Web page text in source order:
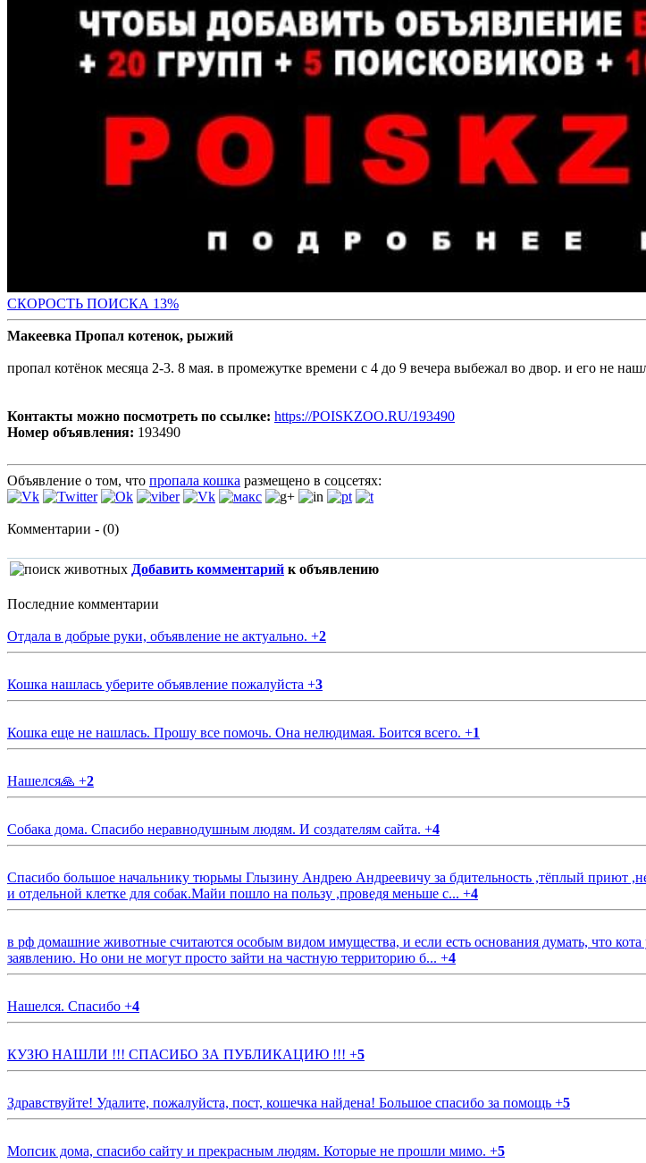
СКОРОСТЬ ПОИСКА 13%
Макеевка Пропал котенок, рыжий
пропал котёнок месяца 2-3. 8 мая. в промежутке времени с 4 до 9 вечера выбежал во двор. и его не
Контакты можно посмотреть по ссылке: https://POISKZOO.RU/193490
Номер объявления: 193490
Объявление о том, что пропала кошка размещено в соцсетях:
Комментарии - (0)
Добавить комментарий к объявлению
Последние комментарии
Отдала в добрые руки, объявление не актуально. +2
Кошка нашлась уберите объявление пожалуйста +3
Кошка еще не нашлась. Прошу все помочь. Она нелюдимая. Боится всего. +1
Нашелся🙏 +2
Собака дома. Спасибо неравнодушным людям. И создателям сайта. +4
Спасибо большое начальнику тюрьмы Глызину Андрею Андреевичу за бдительность ,тёплый приют
и отдельной клетке для собак.Майи пошло на пользу ,проведя меньше с... +4
в рф домашние животные считаются особым видом имущества, и если есть основания думать, что
заявлению. Но они не могут просто зайти на частную территорию б... +4
Нашелся. Спасибо +4
КУЗЮ НАШЛИ !!! СПАСИБО ЗА ПУБЛИКАЦИЮ !!! +5
Здравствуйте! Удалите, пожалуйста, пост, кошечка найдена! Большое спасибо за помощь +5
Мопсик дома, спасибо сайту и прекрасным людям. Которые не прошли мимо. +5